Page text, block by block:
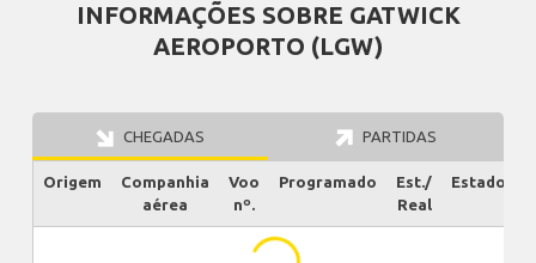
INFORMAÇÕES SOBRE GATWICK
AEROPORTO (LGW)
CHEGADAS PARTIDAS
Origem
Companhia
aérea
Voo
nº.
Programado
Est./
Real
Estado
...